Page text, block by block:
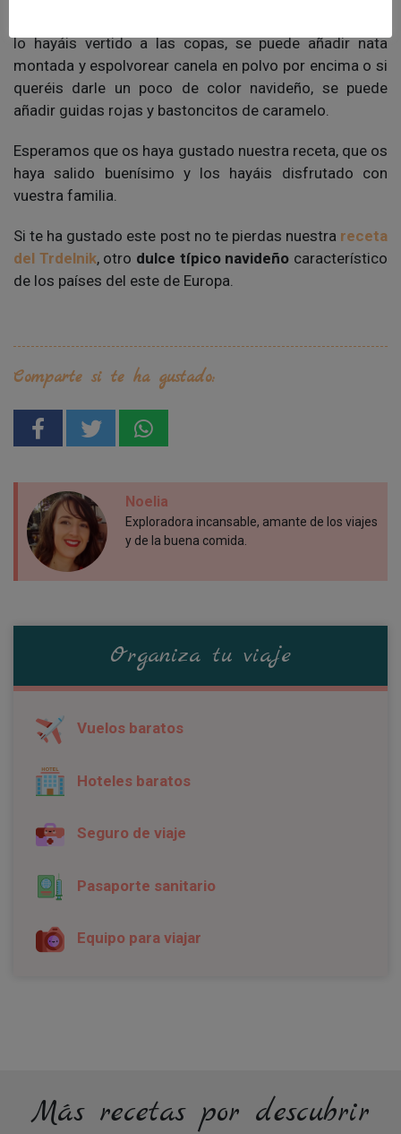
lo hayáis vertido a las copas, se puede añadir nata
montada y espolvorear canela en polvo por encima o si
queréis darle un poco de color navideño, se puede
añadir guidas rojas y bastoncitos de caramelo.
Esperamos que os haya gustado nuestra receta, que os
haya salido buenísimo y los hayáis disfrutado con
vuestra familia.
Si te ha gustado este post no te pierdas nuestra receta
del Trdelnik, otro dulce típico navideño característico
de los países del este de Europa.
Comparte si te ha gustado:
Noelia
Exploradora incansable, amante de los viajes
y de la buena comida.
Organiza tu viaje
Vuelos baratos
Hoteles baratos
Seguro de viaje
Pasaporte sanitario
Equipo para viajar
Más recetas por descubrir